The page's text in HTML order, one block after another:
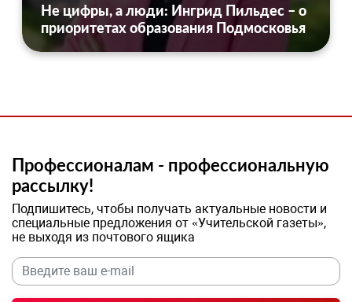
Не цифры, а люди: Ингрид Пильдес – о
приоритетах образования Подмосковья
Профессионалам - профессиональную
рассылку!
Подпишитесь, чтобы получать актуальные новости и
специальные предложения от «Учительской газеты»,
не выходя из почтового ящика